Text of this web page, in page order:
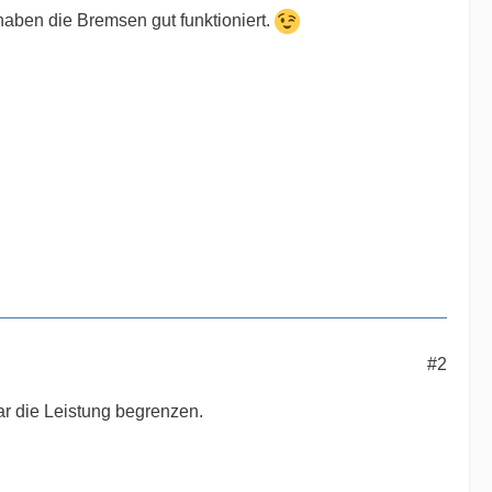
die Bremsen gut funktioniert.
#2
die Leistung begrenzen.